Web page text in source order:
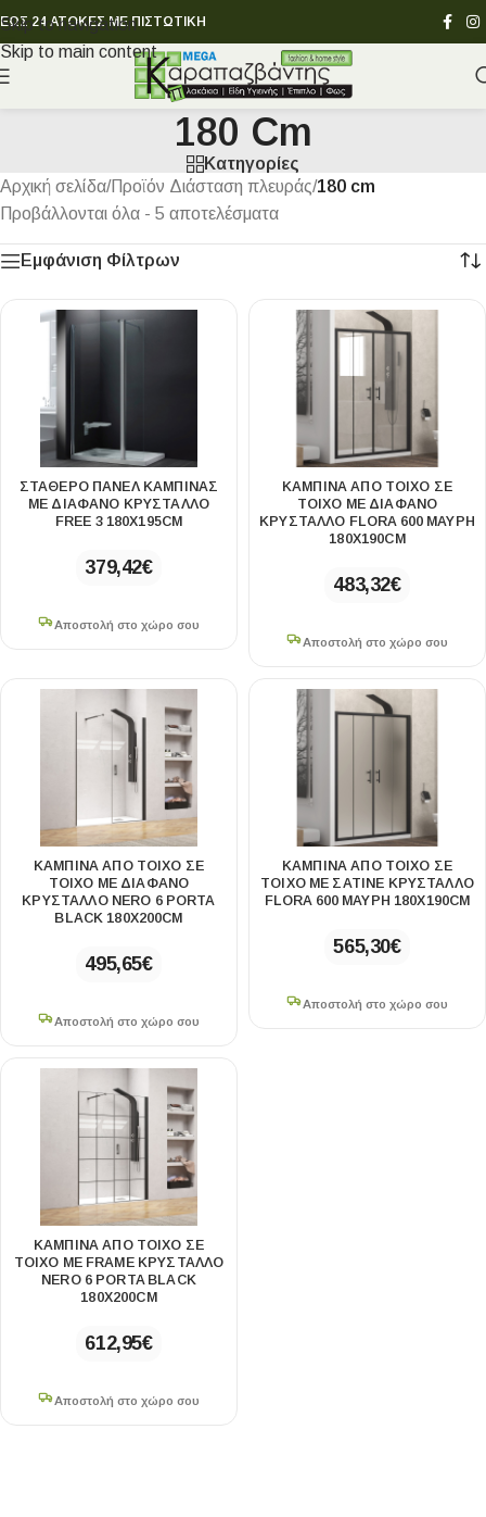
Skip to navigation
Skip to main content
ΕΩΣ 24 ΑΤΟΚΕΣ ΜΕ ΠΙΣΤΩΤΙΚΗ
180 Cm
Κατηγορίες
Αρχική σελίδα/Προϊόν Διάσταση πλευράς/180 cm
Προβάλλονται όλα - 5 αποτελέσματα
Εμφάνιση Φίλτρων
ΣΤΑΘΕΡΌ ΠΆΝΕΛ ΚΑΜΠΊΝΑΣ
ΜΕ ΔΙΆΦΑΝΟ ΚΡΎΣΤΑΛΛΟ
FREE 3 180X195CM
379,42€
Αποστολή στο χώρο σου
ΚΑΜΠΊΝΑ ΑΠΌ ΤΟΊΧΟ ΣΕ
ΤΟΊΧΟ ΜΕ ΔΙΆΦΑΝΟ
ΚΡΎΣΤΑΛΛΟ FLORA 600 ΜΑΎΡΗ
180X190CM
483,32€
Αποστολή στο χώρο σου
ΚΑΜΠΊΝΑ ΑΠΌ ΤΟΊΧΟ ΣΕ
ΤΟΊΧΟ ΜΕ ΔΙΆΦΑΝΟ
ΚΡΎΣΤΑΛΛΟ NERO 6 PORTA
BLACK 180X200CM
495,65€
Αποστολή στο χώρο σου
ΚΑΜΠΊΝΑ ΑΠΌ ΤΟΊΧΟ ΣΕ
ΤΟΊΧΟ ΜΕ ΣΑΤΙΝΈ ΚΡΎΣΤΑΛΛΟ
FLORA 600 ΜΑΎΡΗ 180X190CM
565,30€
Αποστολή στο χώρο σου
ΚΑΜΠΊΝΑ ΑΠΌ ΤΟΊΧΟ ΣΕ
ΤΟΊΧΟ ΜΕ FRAME ΚΡΎΣΤΑΛΛΟ
NERO 6 PORTA BLACK
180X200CM
612,95€
Αποστολή στο χώρο σου